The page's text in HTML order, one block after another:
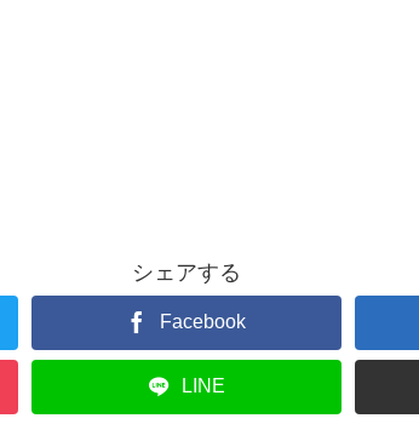
シェアする
Facebook
LINE